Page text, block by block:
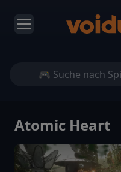
Atomic Heart